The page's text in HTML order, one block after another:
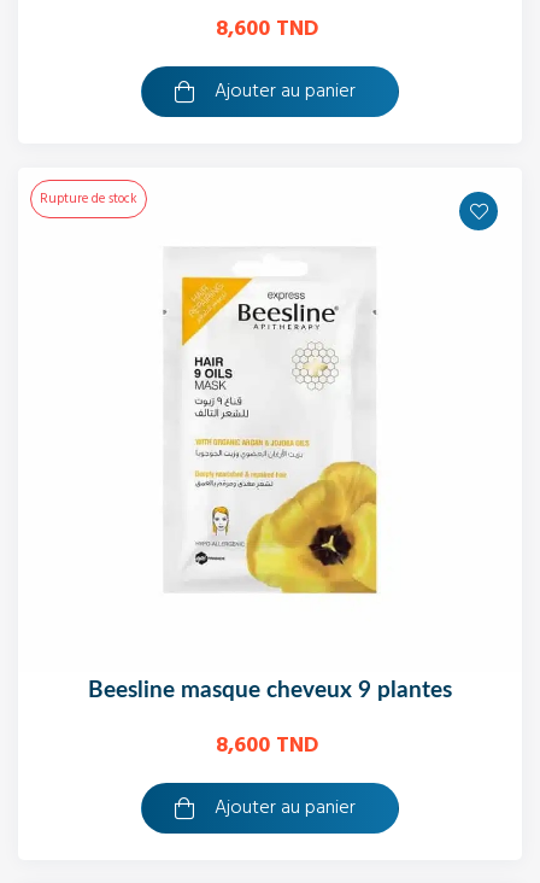
8,600 TND
Ajouter au panier
Rupture de stock
beesline masque cheveux 9 plantes
8,600 TND
Ajouter au panier